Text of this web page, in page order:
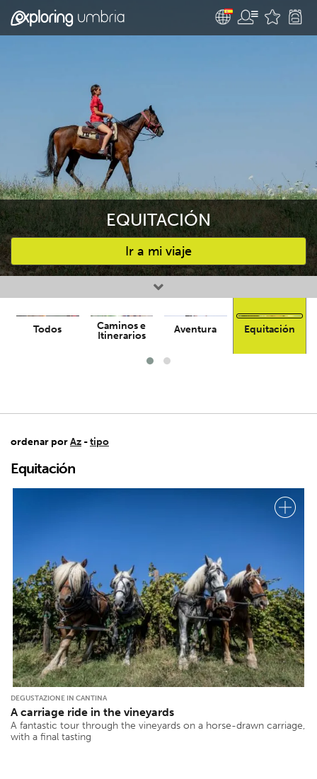
EQUITACIÓN
Ir a mi viaje
Favourites
Todos
Caminos e
Itinerarios
Aventura Equitación
ordenar porAz -tipo
Equitación
DEGUSTAZIONE IN CANTINA
A carriage ride in the vineyards
A fantastic tour through the vineyards on a horse-drawn carriage,
with a final tasting